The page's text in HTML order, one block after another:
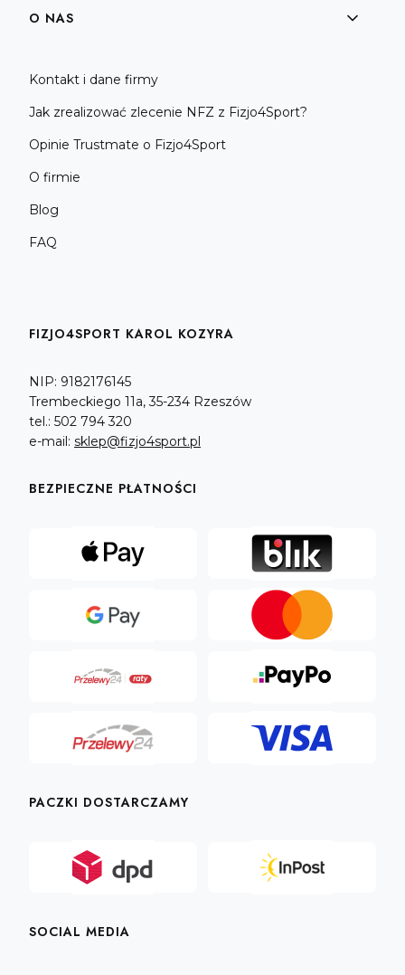
O NAS
Kontakt i dane firmy
Jak zrealizować zlecenie NFZ z Fizjo4Sport?
Opinie Trustmate o Fizjo4Sport
O firmie
Blog
FAQ
FIZJO4SPORT KAROL KOZYRA
NIP: 9182176145
Trembeckiego 11a, 35-234 Rzeszów
tel.: 502 794 320
e-mail: sklep@fizjo4sport.pl
BEZPIECZNE PŁATNOŚCI
PACZKI DOSTARCZAMY
SOCIAL MEDIA